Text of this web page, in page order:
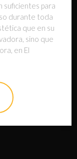
suficientes para
durante toda
que en su
sino que
en El